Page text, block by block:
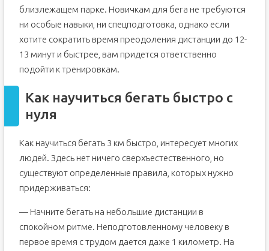
близлежащем парке. Новичкам для бега не требуются
ни особые навыки, ни спецподготовка, однако если
хотите сократить время преодоления дистанции до 12-
13 минут и быстрее, вам придется ответственно
подойти к тренировкам.
Как научиться бегать быстро с
нуля
Как научиться бегать 3 км быстро, интересует многих
людей. Здесь нет ничего сверхъестественного, но
существуют определенные правила, которых нужно
придерживаться:
— Начните бегать на небольшие дистанции в
спокойном ритме. Неподготовленному человеку в
первое время с трудом дается даже 1 километр. На